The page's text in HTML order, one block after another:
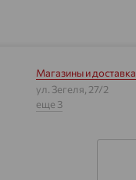
Магазины и доставка
ул. Зегеля, 27/2
еще 3